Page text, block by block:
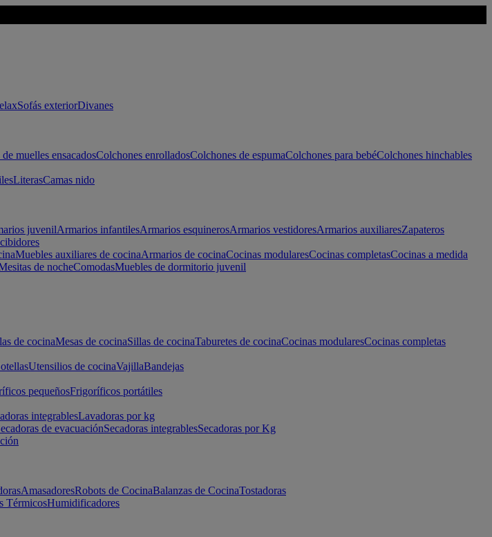
Sofás exteriorDivanes
muelles ensacadosColchones enrolladosColchones de espumaColchones para bebéColchones hinchables
LiterasCamas nido
juvenilArmarios infantilesArmarios esquinerosArmarios vestidoresArmarios auxiliaresZapateros
Muebles auxiliares de cocinaArmarios de cocinaCocinas modularesCocinas completasCocinas a medida
de nocheComodasMuebles de dormitorio juvenil
de cocinaMesas de cocinaSillas de cocinaTaburetes de cocinaCocinas modularesCocinas completas
Utensilios de cocinaVajillaBandejas
pequeñosFrigoríficos portátiles
integrablesLavadoras por kg
de evacuaciónSecadoras integrablesSecadoras por Kg
AmasadoresRobots de CocinaBalanzas de CocinaTostadoras
TérmicosHumidificadores